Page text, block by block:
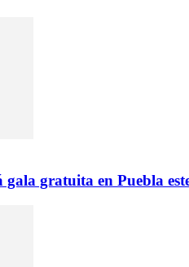
gratuita en Puebla